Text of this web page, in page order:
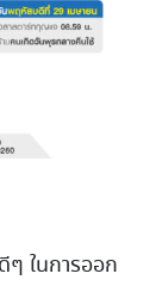
ในการออก